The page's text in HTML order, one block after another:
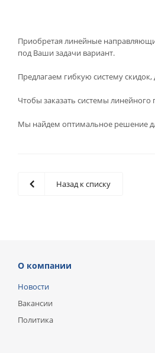
Приобретая линейные
под Ваши задачи вариант.
Предлагаем гибкую систему скидок,
Чтобы заказать системы
Мы найдем оптимальное решение
Назад к списку
О компании
Новости
Вакансии
Политика